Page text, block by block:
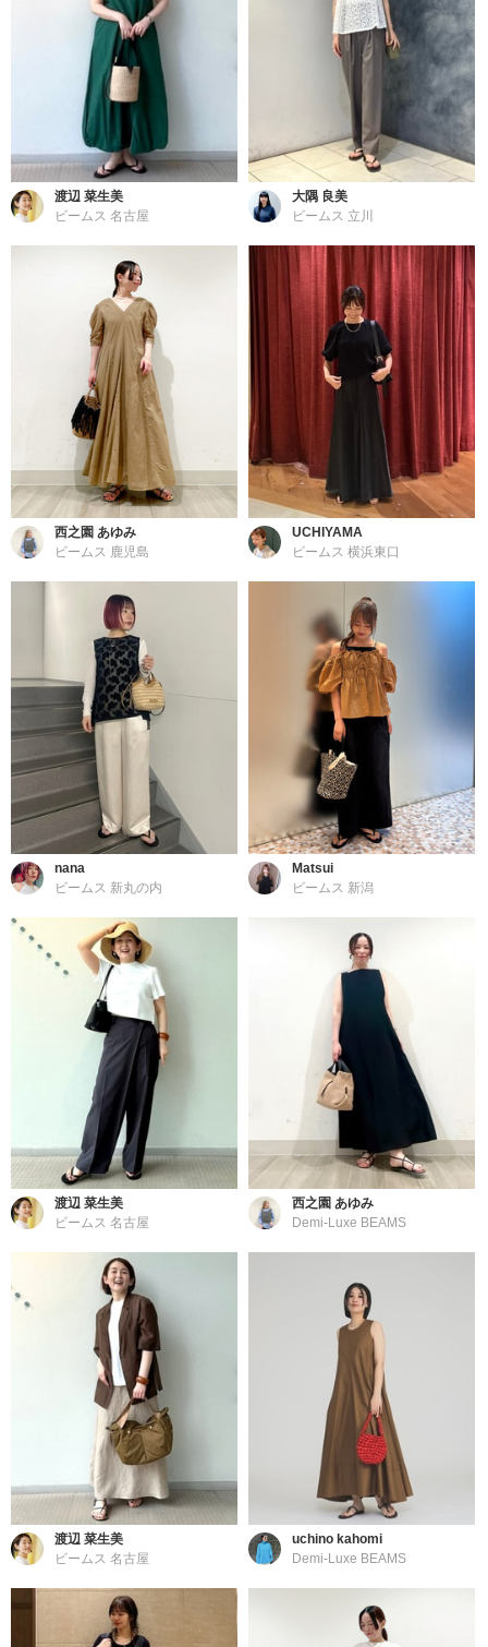
渡辺 菜生美
ビームス 名古屋
大隅 良美
ビームス 立川
西之園 あゆみ
ビームス 鹿児島
UCHIYAMA
ビームス 横浜東口
nana
ビームス 新丸の内
Matsui
ビームス 新潟
渡辺 菜生美
ビームス 名古屋
西之園 あゆみ
Demi-Luxe BEAMS
渡辺 菜生美
ビームス 名古屋
uchino kahomi
Demi-Luxe BEAMS